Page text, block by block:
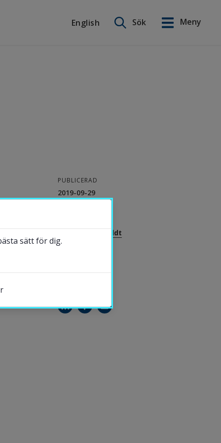
English
Sök
Meny
PUBLICERAD
2019-09-29
Henrika Jormfeldt
English
sätt för dig.